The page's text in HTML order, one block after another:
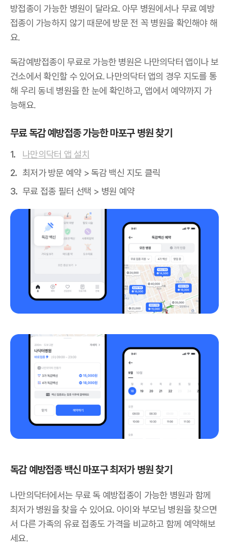
방접종이 가능한 병원이 달라요. 아무 병원에서나 무료 예방
접종이 가능하지 않기 때문에 방문 전 꼭 병원을 확인해야 해
요.
독감예방접종이 무료로 가능한 병원은 나만의닥터 앱이나 보
건소에서 확인할 수 있어요. 나만의닥터 앱의 경우 지도를 통
해 우리 동네 병원을 한 눈에 확인하고, 앱에서 예약까지 가
능해요.
무료 독감 예방접종 가능한 마포구 병원 찾기
나만의닥터 앱 설치
최저가 방문 예약 > 독감 백신 지도 클릭
무료 접종 필터 선택 > 병원 예약
독감 예방접종 백신 마포구 최저가 병원 찾기
나만의닥터에서는 무료 독 예방접종이 가능한 병원과 함께
최저가 병원을 찾을 수 있어요. 아이와 부모님 병원을 찾으면
서 다른 가족의 유료 접종도 가격을 비교하고 함께 예약해보
세요.